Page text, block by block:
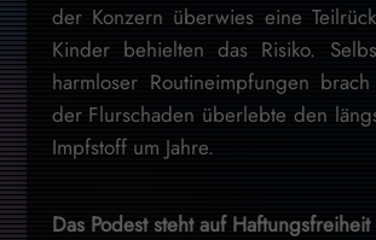
der Konzern überwies eine
Kinder behielten das Risiko.
harmloser Routineimpfungen
der Flurschaden überlebte den
Impfstoff um Jahre.
Das Podest steht auf Haftungsfreiheit